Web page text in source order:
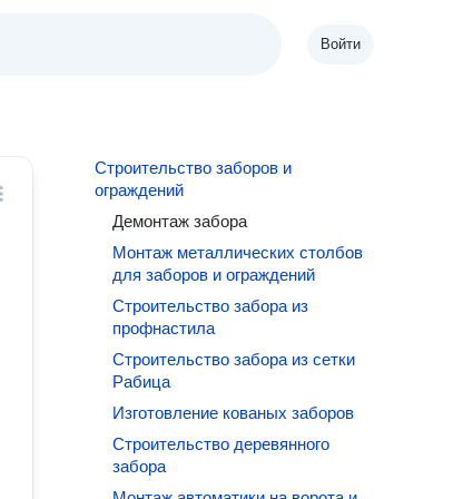
Войти
Строительство заборов и
ограждений
Демонтаж забора
Монтаж металлических столбов
для заборов и ограждений
Строительство забора из
профнастила
Строительство забора из сетки
Рабица
Изготовление кованых заборов
Строительство деревянного
забора